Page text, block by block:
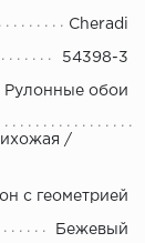
Cheradi
54398-3
Рулонные обои
/
с геометрией
Бежевый